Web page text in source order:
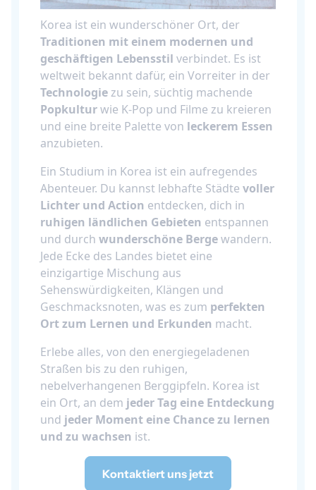
Korea ist ein wunderschöner Ort, der
Traditionen mit einem modernen und
geschäftigen Lebensstil verbindet. Es ist
weltweit bekannt dafür, ein Vorreiter in der
Technologiezu sein, süchtig machende
Popkulturwie K-Pop und Filme zu kreieren
und eine breite Palette von leckerem Essen
anzubieten.
Ein Studium in Korea ist ein aufregendes
Abenteuer. Du kannst lebhafte Städte voller
Lichter und Action entdecken, dich in
ruhigen ländlichen Gebieten entspannen
und durch wunderschöne Bergewandern.
Jede Ecke des Landes bietet eine
einzigartige Mischung aus
Sehenswürdigkeiten, Klängen und
Geschmacksnoten, was es zum perfekten
Ort zum Lernen und Erkunden macht.
Erlebe alles, von den energiegeladenen
Straßen bis zu den ruhigen,
nebelverhangenen Berggipfeln. Korea ist
ein Ort, an dem jeder Tag eine Entdeckung
und jeder Moment eine Chance zu lernen
und zu wachsen ist.
Kontaktiert uns jetzt